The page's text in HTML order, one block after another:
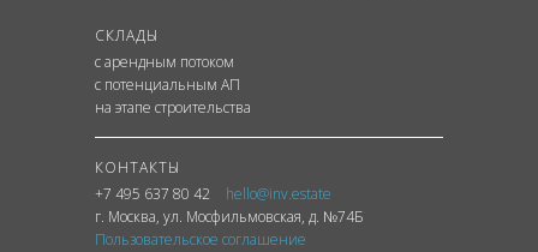
СКЛАДЫ
с арендным потоком
с потенциальным АП
на этапе строительства
КОНТАКТЫ
+7 495 637 80 42
hello@inv.estate
г. Москва, ул. Мосфильмовская, д. №74Б
Пользовательское соглашение